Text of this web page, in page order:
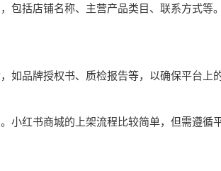
包括店铺名称、主营产品类目、联系方式等
如品牌授权书、质检报告等，以确保平台上
小红书商城的上架流程比较简单，但需遵循